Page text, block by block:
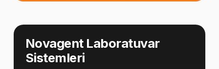
Novagent Laboratuvar
Sistemleri